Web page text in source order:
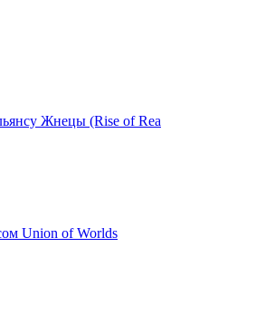
Жнецы (Rise of Rea
Union of Worlds